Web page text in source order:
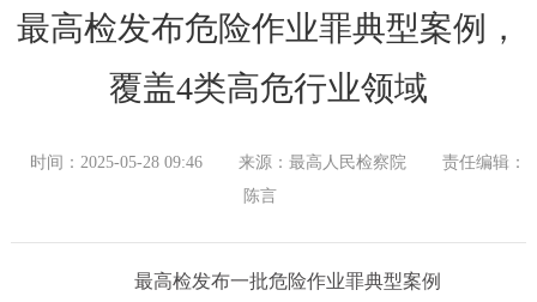
最高检发布危险作业罪典型案例，
覆盖4类高危行业领域
时间：2025-05-28 09:46 来源：最高人民检察院
责任编辑：
陈言
最高检发布一批危险作业罪典型案例